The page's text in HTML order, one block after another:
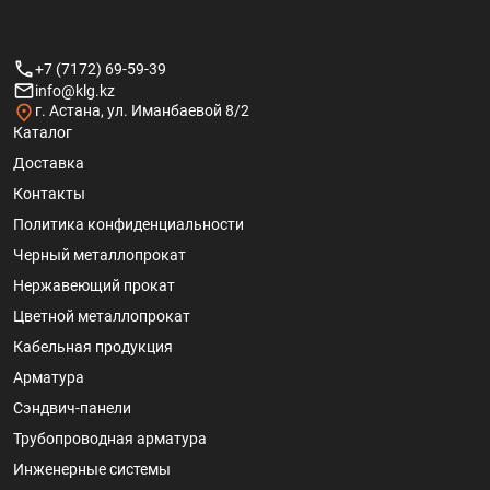
+7 (7172) 69-59-39
info@klg.kz
г. Астана, ул. Иманбаевой 8/2
Каталог
Доставка
Контакты
Политика конфиденциальности
Черный металлопрокат
Нержавеющий прокат
Цветной металлопрокат
Кабельная продукция
Арматура
Сэндвич-панели
Трубопроводная арматура
Инженерные системы